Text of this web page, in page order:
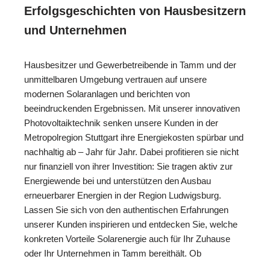
Erfolgsgeschichten von Hausbesitzern
und Unternehmen
Hausbesitzer und Gewerbetreibende in Tamm und der
unmittelbaren Umgebung vertrauen auf unsere
modernen Solaranlagen und berichten von
beeindruckenden Ergebnissen. Mit unserer innovativen
Photovoltaiktechnik senken unsere Kunden in der
Metropolregion Stuttgart ihre Energiekosten spürbar und
nachhaltig ab – Jahr für Jahr. Dabei profitieren sie nicht
nur finanziell von ihrer Investition: Sie tragen aktiv zur
Energiewende bei und unterstützen den Ausbau
erneuerbarer Energien in der Region Ludwigsburg.
Lassen Sie sich von den authentischen Erfahrungen
unserer Kunden inspirieren und entdecken Sie, welche
konkreten Vorteile Solarenergie auch für Ihr Zuhause
oder Ihr Unternehmen in Tamm bereithält. Ob